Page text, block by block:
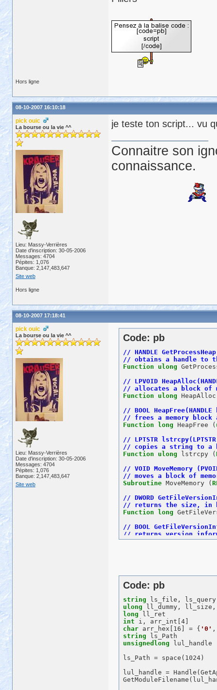
ls_key =
NOT VerQueryValue(
    lui_length <= 0
    ls_versioninfo =
ELSE
ls_versioninfo =
return true
Hors ligne
08-10-2007 16:10:18
pick ouic
La bourse ou la vie ^^
Lieu: Massy-Verrières
Date d'inscription: 30-05-2006
Messages: 4704
Pépites: 1,076
Banque: 2,147,483,647
Site web
je teste ton script... vu
Connaitre son
connaissance.
Hors ligne
08-10-2007 17:18:41
pick ouic
La bourse ou la vie ^^
Lieu: Massy-Verrières
Date d'inscription: 30-05-2006
Messages: 4704
Pépites: 1,076
Banque: 2,147,483,647
Site web
Code: pb
Function ulong
Function ulong
Function long HeapFree (
Function ulong lstrcpy (
Subroutine MoveMemory (
Function long
Function long
FUNCTION
ulong
hinstModule, &
REF
string lpszPath, &
ulong cchPath)
Code: pb
string
ulong
long
int
char arr_hex[16] = { '0' ,
string
unsignedlong lul_handle
ls_Path = space(1024)
lul_handle =